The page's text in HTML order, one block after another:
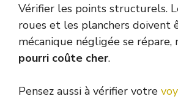
Vérifier les points structurels.
roues et les planchers doivent
mécanique négligée se répare,
pourri coûte cher.
Pensez aussi à vérifier votre